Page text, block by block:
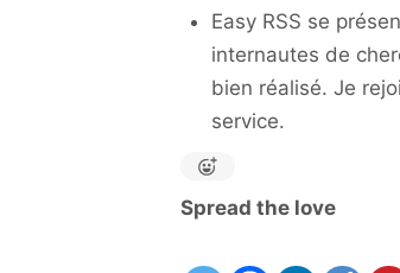
Easy RSS se
internautes de
bien réalisé. Je
service.
Spread the love